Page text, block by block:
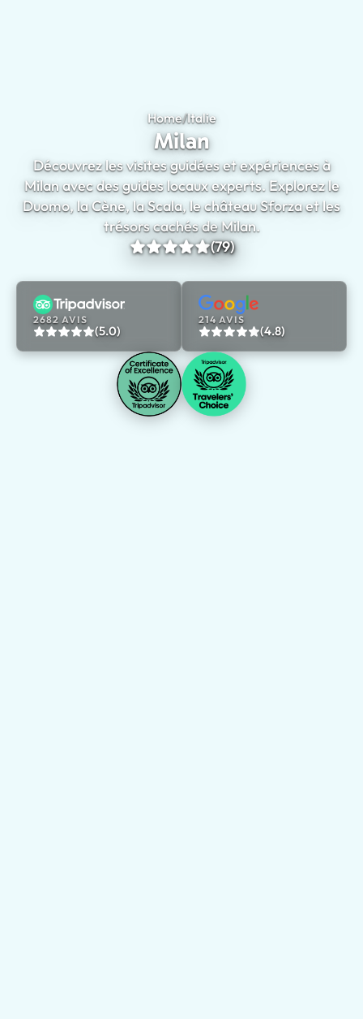
Home/ItalieMilan
Milan
Découvrez les visites guidées et expériences à
Milan avec des guides locaux experts. Explorez le
Duomo, la Cène, la Scala, le château Sforza et les
trésors cachés de Milan.
(79)
2682 AVIS
(5.0)
214 AVIS
(4.8)